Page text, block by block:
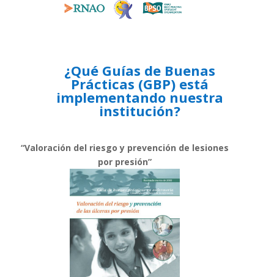
¿Qué Guías de Buenas
Prácticas (GBP) está
implementando nuestra
institución?
“Valoración del riesgo y prevención de lesiones
por presión”